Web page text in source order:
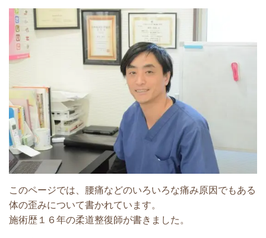
このページでは、腰痛などのいろいろな痛み原因でもある
体の歪みについて書かれています。
施術歴１６年の柔道整復師が書きました。